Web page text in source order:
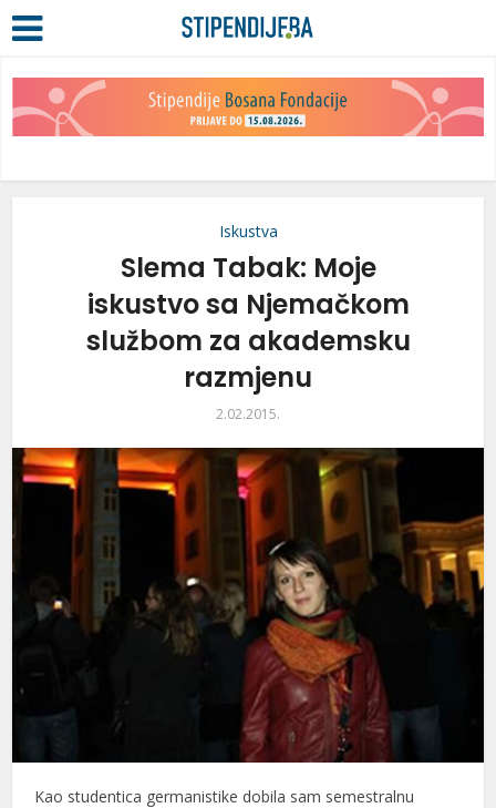
Iskustva
Slema Tabak: Moje
iskustvo sa Njemačkom
službom za akademsku
razmjenu
2.02.2015.
Kao studentica germanistike dobila sam semestralnu